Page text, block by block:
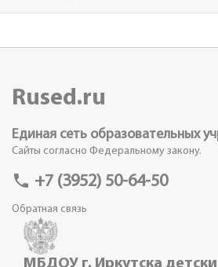
Rused.ru
Единая сеть образовательных
Сайты согласно Федеральному закону.
phone +7 (3952) 50-64-50
Обратная связь